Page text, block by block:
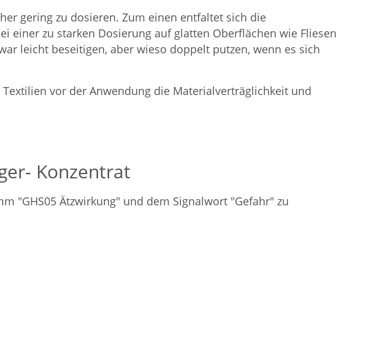
gering zu dosieren. Zum einen entfaltet sich die
einer zu starken Dosierung auf glatten Oberflächen wie Fliesen
leicht beseitigen, aber wieso doppelt putzen, wenn es sich
vor der Anwendung die Materialverträglichkeit und
Konzentrat
"GHS05 Ätzwirkung" und dem Signalwort "Gefahr" zu